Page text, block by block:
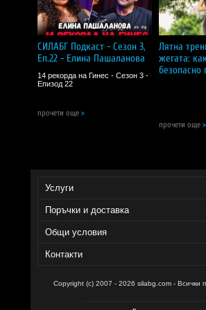
Да не се превишава препоръчителната
Продуктът не е заместител на
Съхранявайте на сухо и хладно място,
CИЛA БГ Tийм!
Доставчик на продукта - И фудс ЕООД.
СИЛАБГ Подкаст - Сезон 3,
Еп.22 - Елина Пашаланова
14 рекорда на Гинес - Сезон 3 -
Епизод 22
прочети още >
Лятна
жегата:
безопасно
прочети още >
Услуги
Поръчки и доставка
Общи условия
Контакти
Copyright (c) 2007 - 2026 silabg.com - Всички